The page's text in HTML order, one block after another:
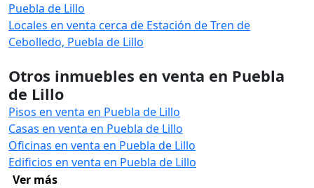
Puebla de Lillo
Locales en venta cerca de Estación de Tren de
Cebolledo, Puebla de Lillo
Otros inmuebles en venta en Puebla
de Lillo
Pisos en venta en Puebla de Lillo
Casas en venta en Puebla de Lillo
Oficinas en venta en Puebla de Lillo
Edificios en venta en Puebla de Lillo
Ver más